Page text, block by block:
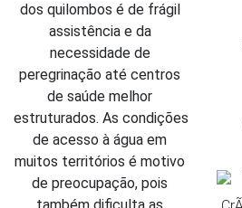
dos quilombos é de frágil
assistência e da
necessidade de
peregrinação até centros
de saúde melhor
estruturados. As condições
de acesso à água em
muitos territórios é motivo
de preocupação, pois